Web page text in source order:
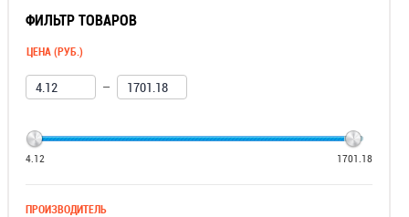
ФИЛЬТР ТОВАРОВ
ЦЕНА (РУБ.)
—
4.12 1701.18
ПРОИЗВОДИТЕЛЬ